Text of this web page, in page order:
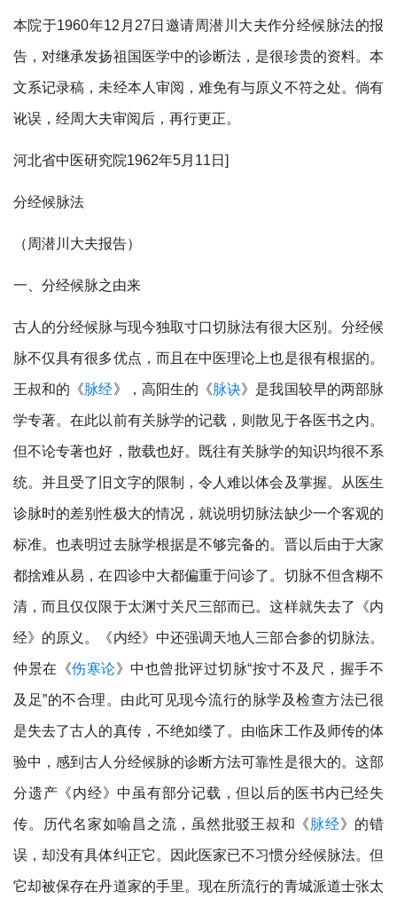
本院于1960年12月27日邀请周潜川大夫作分经候脉法的报
告，对继承发扬祖国医学中的诊断法，是很珍贵的资料。本
文系记录稿，未经本人审阅，难免有与原义不符之处。倘有
讹误，经周大夫审阅后，再行更正。
河北省中医研究院1962年5月11日]
分经候脉法
（周潜川大夫报告）
一、分经候脉之由来
古人的分经候脉与现今独取寸口切脉法有很大区别。分经候
脉不仅具有很多优点，而且在中医理论上也是很有根据的。
王叔和的《脉经》，高阳生的《脉诀》是我国较早的两部脉
学专著。在此以前有关脉学的记载，则散见于各医书之内。
但不论专著也好，散载也好。既往有关脉学的知识均很不系
统。并且受了旧文字的限制，令人难以体会及掌握。从医生
诊脉时的差别性极大的情况，就说明切脉法缺少一个客观的
标准。也表明过去脉学根据是不够完备的。晋以后由于大家
都捨难从易，在四诊中大都偏重于问诊了。切脉不但含糊不
清，而且仅仅限于太渊寸关尺三部而已。这样就失去了《内
经》的原义。《内经》中还强调天地人三部合参的切脉法。
仲景在《伤寒论》中也曾批评过切脉“按寸不及尺，握手不
及足”的不合理。由此可见现今流行的脉学及检查方法已很
是失去了古人的真传，不绝如缕了。由临床工作及师传的体
验中，感到古人分经候脉的诊断方法可靠性是很大的。这部
分遗产《内经》中虽有部分记载，但以后的医书内已经失
传。历代名家如喻昌之流，虽然批驳王叔和《脉经》的错
误，却没有具体纠正它。因此医家已不习惯分经候脉法。但
它却被保存在丹道家的手里。现在所流行的青城派道士张太